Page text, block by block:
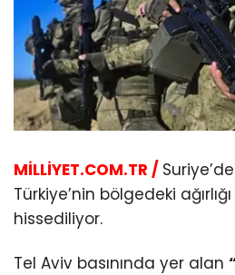
MİLLİYET.COM.TR /
Türkiye’nin bölgedeki
hissediliyor.
Tel Aviv basınında yer alan